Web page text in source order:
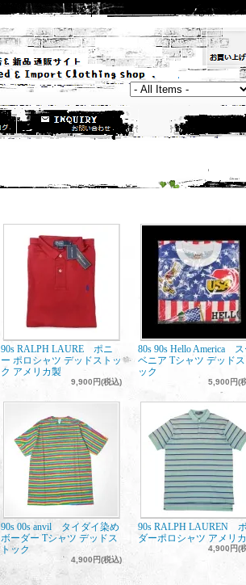
90s RALPH LAURE ポニ
ー ポロシャツ デッドストッ
ク アメリカ製
9,900円(税込)
80s 90s Hello America ス
ベニア Tシャツ デッドス
ック
5,900円(
90s 00s anvil タイダイ染め
ボーダー Tシャツ デッドス
トック
4,900円(税込)
90s RALPH LAUREN
ダーポロシャツ アメリ
4,900円(